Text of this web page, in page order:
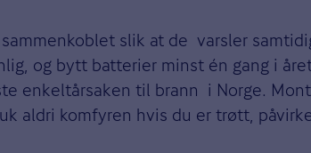
slik at de varsler
og bytt batterier minst én gang i
enkeltårsaken til brann i Norge.
aldri komfyren hvis du er trøtt,